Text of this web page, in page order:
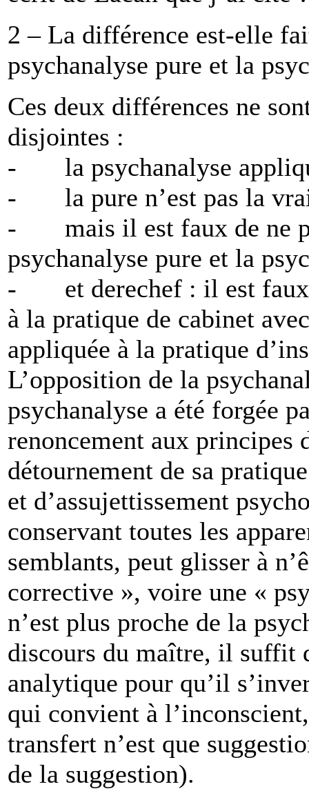
2 – La différence est-elle
psychanalyse pure et la
Ces deux différences ne
disjointes :
- la psychanalyse
- la pure n’est pas la
- mais il est faux de ne
psychanalyse pure et la
- et derechef : il est faux
à la pratique de cabinet
appliquée à la pratique
L’opposition de la
psychanalyse a été forgée
renoncement aux
détournement de sa
et d’assujettissement
conservant toutes les
semblants, peut glisser à
corrective », voire une «
n’est plus proche de la
discours du maître, il suffit
analytique pour qu’il
qui convient à
transfert n’est que
de la suggestion).